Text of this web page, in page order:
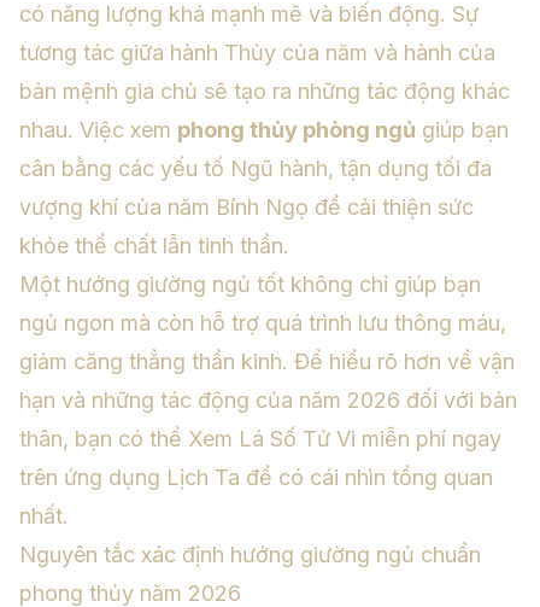
có năng lượng khá mạnh mẽ và biến động. Sự
tương tác giữa hành Thủy của năm và hành của
bản mệnh gia chủ sẽ tạo ra những tác động khác
nhau. Việc xem phong thủy phòng ngủ giúp bạn
cân bằng các yếu tố Ngũ hành, tận dụng tối đa
vượng khí của năm Bính Ngọ để cải thiện sức
khỏe thể chất lẫn tinh thần.
Một hướng giường ngủ tốt không chỉ giúp bạn
ngủ ngon mà còn hỗ trợ quá trình lưu thông máu,
giảm căng thẳng thần kinh. Để hiểu rõ hơn về vận
hạn và những tác động của năm 2026 đối với bản
thân, bạn có thể Xem Lá Số Tử Vi miễn phí ngay
trên ứng dụng Lịch Ta để có cái nhìn tổng quan
nhất.
Nguyên tắc xác định hướng giường ngủ chuẩn
phong thủy năm 2026